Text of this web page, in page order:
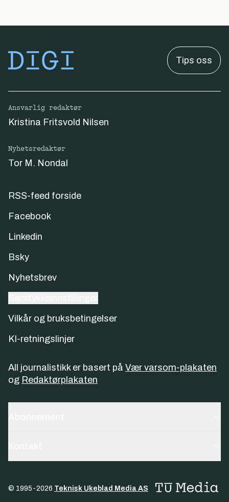
Tips oss
Ansvarlig redaktør
Kristina Fritsvold Nilsen
Nyhetsredaktør
Tor M. Nondal
RSS-feed forside
Facebook
Linkedin
Bsky
Nyhetsbrev
Vilkår og bruksbetingelser
KI-retningslinjer
All journalistikk er basert på Vær varsom-plakaten
og Redaktørplakaten
© 1995-2026 Teknisk Ukeblad Media AS